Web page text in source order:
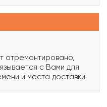
отремонтировано,
с Вами для
и места доставки.